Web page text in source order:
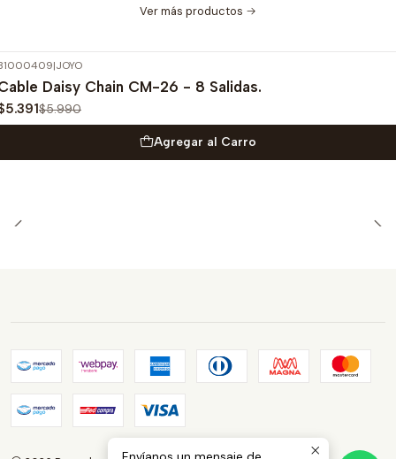
Ver más productos
|JOYO
Daisy Chain CM-26 - 8 Salidas.
$5.990
Agregar al Carro